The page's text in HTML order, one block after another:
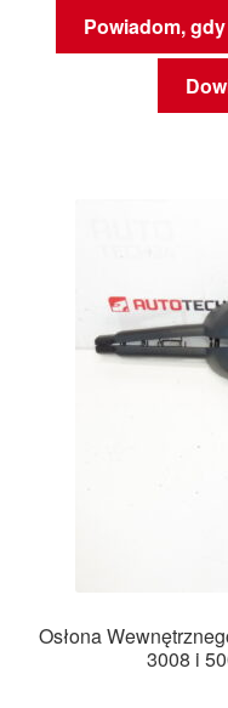
Powiadom,
Osłona
3008 i